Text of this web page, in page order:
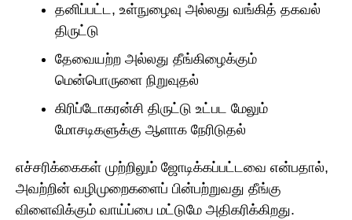
தனிப்பட்ட, உள்நுழைவு அல்லது வங்கித் தகவல்
திருட்டு
தேவையற்ற அல்லது தீங்கிழைக்கும்
மென்பொருளை நிறுவுதல்
கிரிப்டோகரன்சி திருட்டு உட்பட மேலும்
மோசடிகளுக்கு ஆளாக நேரிடுதல்
எச்சரிக்கைகள் முற்றிலும் ஜோடிக்கப்பட்டவை என்பதால்,
அவற்றின் வழிமுறைகளைப் பின்பற்றுவது தீங்கு
விளைவிக்கும் வாய்ப்பை மட்டுமே அதிகரிக்கிறது.